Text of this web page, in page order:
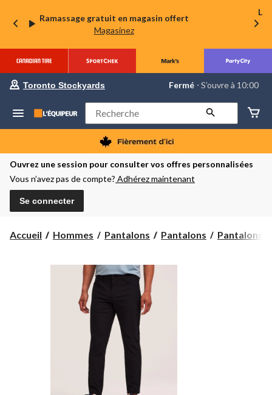
Ramassage gratuit en magasin offert
Magasinez
La
préféré
Toronto
Stockyards,
courament
Fermé,
S’ouvre
à
Toronto Stockyards Fermé ⋅ S’ouvre à 10:00
Rechercher
Ouvrez une session pour consulter vos offres personnalisées
Vous n’avez pas de compte? Adhérez maintenant
Se connecter
Accueil Hommes Pantalons Pantalons Pantalons